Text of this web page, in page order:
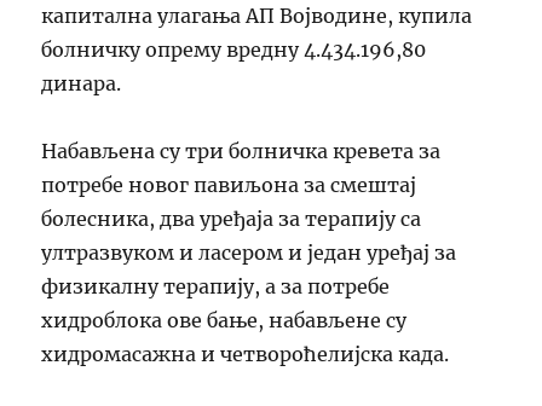
капитална улагања АП Војводине, купила
болничку опрему вредну 4.434.196,80
динара.
Набављена су три болничка кревета за
потребе новог павиљона за смештај
болесника, два уређаја за терапију са
ултразвуком и ласером и један уређај за
физикалну терапију, а за потребе
хидроблока ове бање, набављене су
хидромасажна и четвороћелијска када.